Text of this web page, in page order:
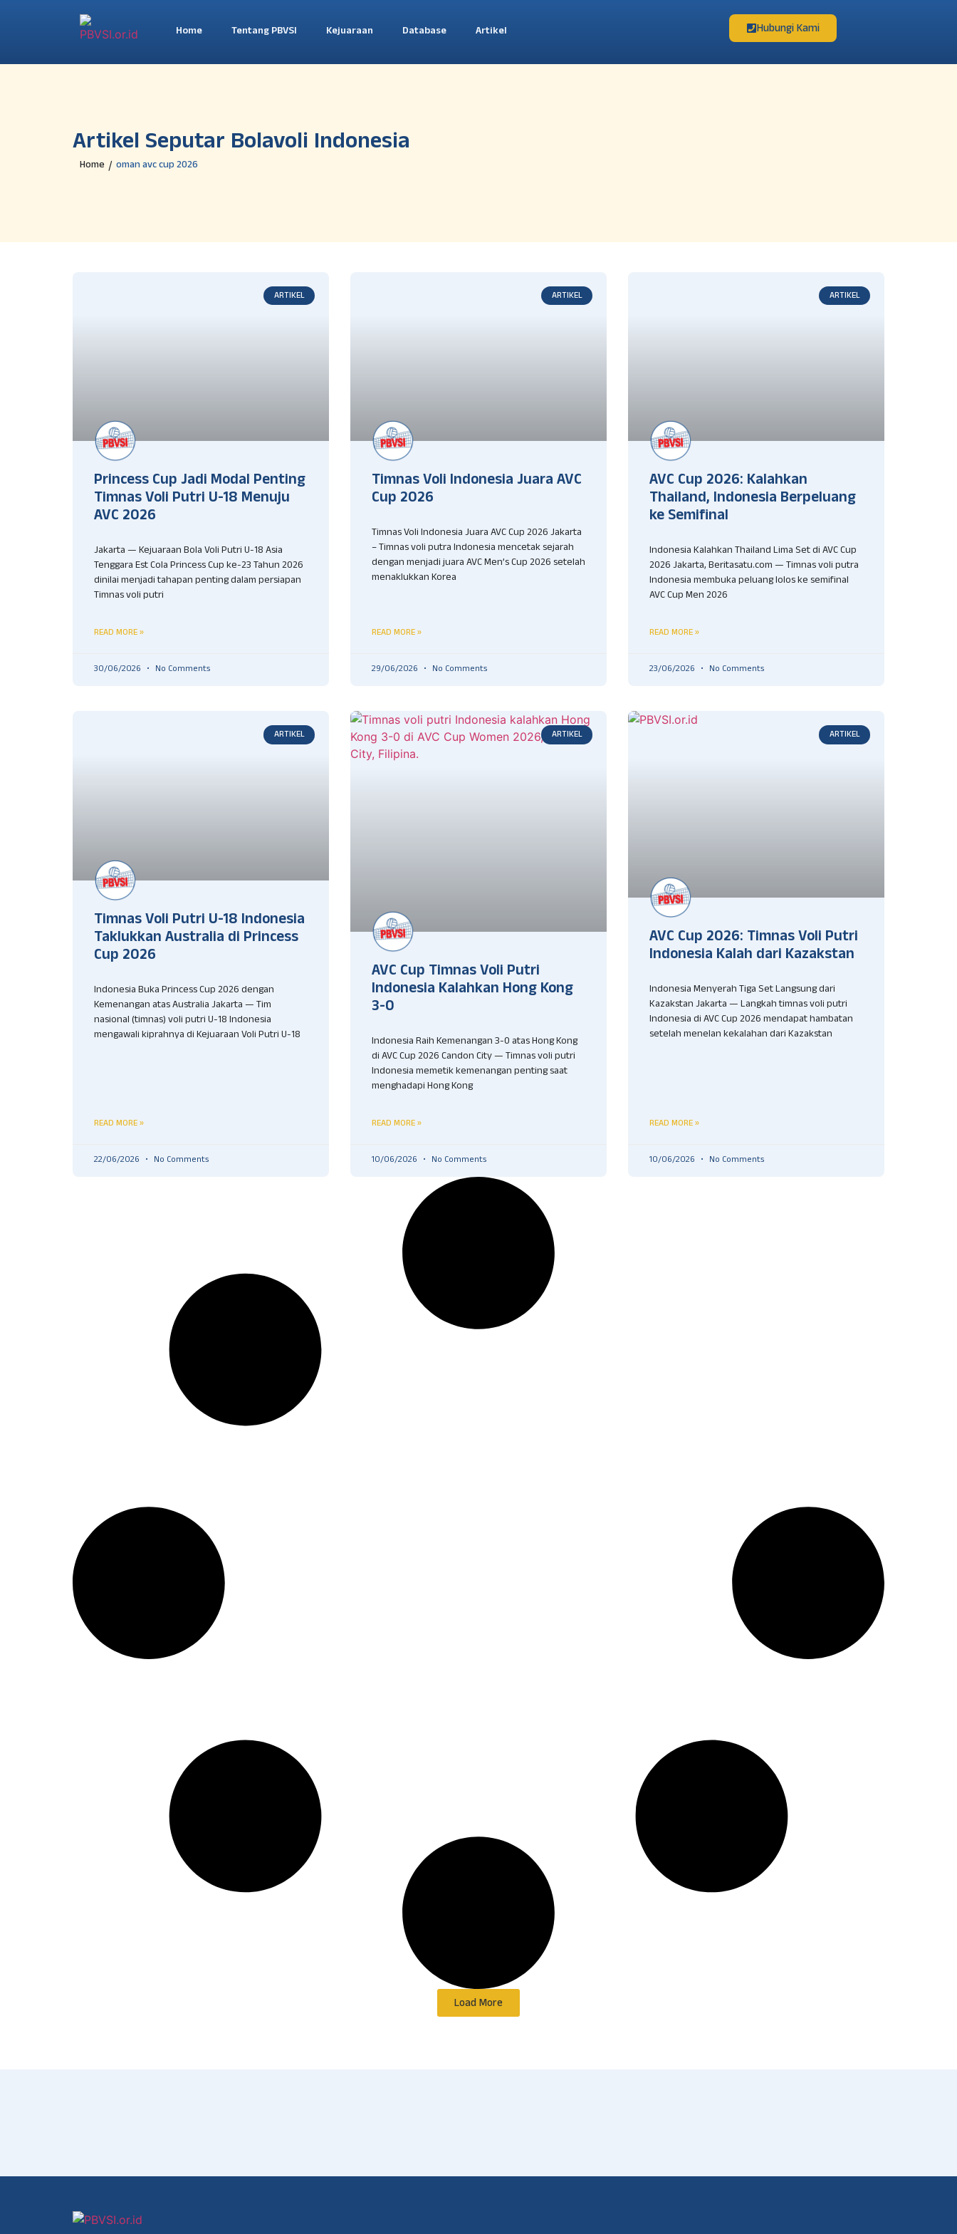
Home Tentang PBVSI Kejuaraan Database Artikel Hubungi Kami
Artikel Seputar Bolavoli Indonesia
Home / oman avc cup 2026
ARTIKEL
Princess Cup Jadi Modal Penting
Timnas Voli Putri U-18 Menuju
AVC 2026
Jakarta — Kejuaraan Bola Voli Putri U-18 Asia
Tenggara Est Cola Princess Cup ke-23 Tahun 2026
dinilai menjadi tahapan penting dalam persiapan
Timnas voli putri
READ MORE »
30/06/2026 No Comments
ARTIKEL
Timnas Voli Indonesia Juara AVC
Cup 2026
Timnas Voli Indonesia Juara AVC Cup 2026 Jakarta
– Timnas voli putra Indonesia mencetak sejarah
dengan menjadi juara AVC Men’s Cup 2026 setelah
menaklukkan Korea
READ MORE »
29/06/2026 No Comments
ARTIKEL
AVC Cup 2026: Kalahkan
Thailand, Indonesia Berpeluang
ke Semifinal
Indonesia Kalahkan Thailand Lima Set di AVC Cup
2026 Jakarta, Beritasatu.com — Timnas voli putra
Indonesia membuka peluang lolos ke semifinal
AVC Cup Men 2026
READ MORE »
23/06/2026 No Comments
ARTIKEL
Timnas Voli Putri U-18 Indonesia
Taklukkan Australia di Princess
Cup 2026
Indonesia Buka Princess Cup 2026 dengan
Kemenangan atas Australia Jakarta — Tim
nasional (timnas) voli putri U-18 Indonesia
mengawali kiprahnya di Kejuaraan Voli Putri U-18
READ MORE »
22/06/2026 No Comments
ARTIKEL
AVC Cup Timnas Voli Putri
Indonesia Kalahkan Hong Kong
3-0
Indonesia Raih Kemenangan 3-0 atas Hong Kong
di AVC Cup 2026 Candon City — Timnas voli putri
Indonesia memetik kemenangan penting saat
menghadapi Hong Kong
READ MORE »
10/06/2026 No Comments
ARTIKEL
AVC Cup 2026: Timnas Voli Putri
Indonesia Kalah dari Kazakstan
Indonesia Menyerah Tiga Set Langsung dari
Kazakstan Jakarta — Langkah timnas voli putri
Indonesia di AVC Cup 2026 mendapat hambatan
setelah menelan kekalahan dari Kazakstan
READ MORE »
10/06/2026 No Comments
Load More